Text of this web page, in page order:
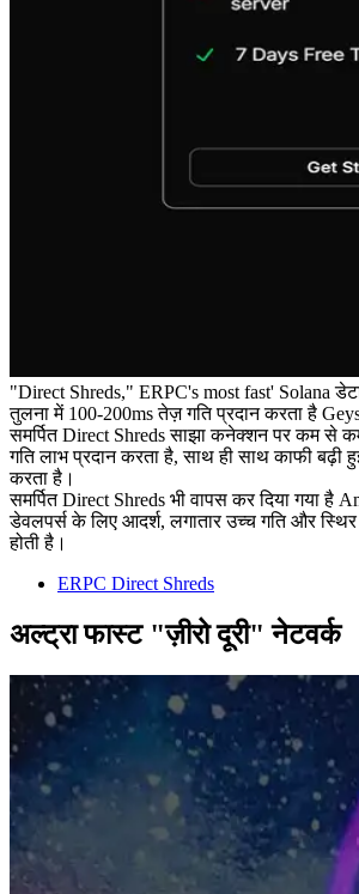
"Direct Shreds," ERPC's most fast' Solana
तुलना में 100-200ms तेज़ गति प्रदान करता है
समर्पित Direct Shreds साझा कनेक्शन पर कम से
गति लाभ प्रदान करता है, साथ ही साथ काफी बढ़ी
करता है।
समर्पित Direct Shreds भी वापस कर दिया गया है
डेवलपर्स के लिए आदर्श, लगातार उच्च गति और
होती है।
ERPC Direct Shreds
अल्ट्रा फास्ट "ज़ीरो दूरी" नेटवर्क